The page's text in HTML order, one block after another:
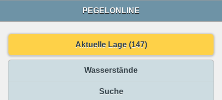
PEGELONLINE
Aktuelle Lage (147)
Wasserstände
Suche